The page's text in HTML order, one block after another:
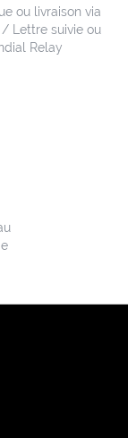
ou livraison via
Lettre suivie ou
Relay